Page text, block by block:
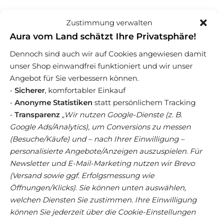
Zustimmung verwalten
Aura vom Land schätzt Ihre Privatsphäre!
Dennoch sind auch wir auf Cookies angewiesen damit
unser Shop einwandfrei funktioniert und wir unser
Angebot für Sie verbessern können.
- Sicherer, komfortabler Einkauf
- Anonyme Statistiken statt persönlichem Tracking
- Transparenz „Wir nutzen Google-Dienste (z. B.
Google Ads/Analytics), um Conversions zu messen
(Besuche/Käufe) und – nach Ihrer Einwilligung –
personalisierte Angebote/Anzeigen auszuspielen. Für
Newsletter und E-Mail-Marketing nutzen wir Brevo
(Versand sowie ggf. Erfolgsmessung wie
Öffnungen/Klicks). Sie können unten auswählen,
welchen Diensten Sie zustimmen. Ihre Einwilligung
können Sie jederzeit über die Cookie-Einstellungen
Weitere spannende
Produkte